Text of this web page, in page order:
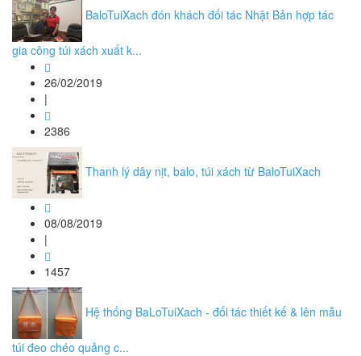
BaloTuiXach đón khách đối tác Nhật Bản hợp tác
gia công túi xách xuất k...
26/02/2019
|
2386
Thanh lý dây nịt, balo, túi xách từ BaloTuiXach
08/08/2019
|
1457
Hệ thống BaLoTuiXach - đối tác thiết kế & lên mẫu
túi đeo chéo quảng c...